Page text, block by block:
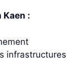
Kaen :
infrastructures